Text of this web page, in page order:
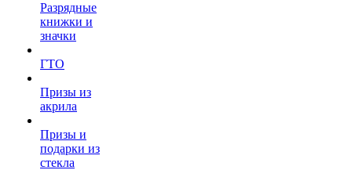
Разрядные
книжки и
значки
ГТО
Призы из
акрила
Призы и
подарки из
стекла